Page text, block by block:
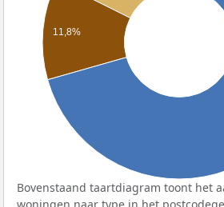
11,8%
Bovenstaand taartdiagram toont het
woningen naar type in het